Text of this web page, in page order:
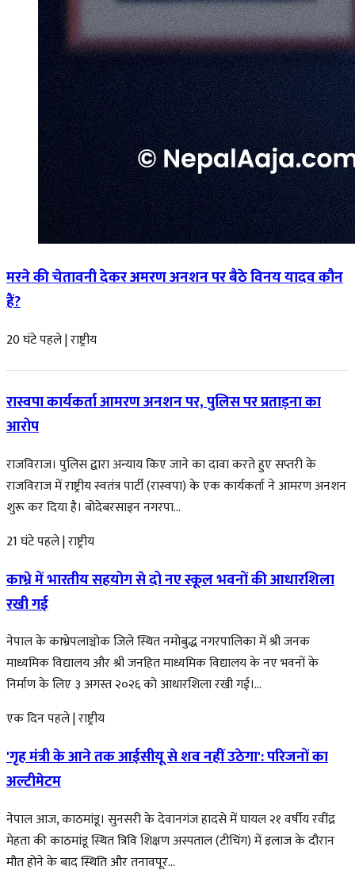
मरने की चेतावनी देकर अमरण अनशन पर बैठे विनय यादव कौन
हैं?
20 घंटे पहले|राष्ट्रीय
रास्वपा कार्यकर्ता आमरण अनशन पर, पुलिस पर प्रताड़ना का
आरोप
राजविराज। पुलिस द्वारा अन्याय किए जाने का दावा करते हुए सप्तरी के
राजविराज में राष्ट्रीय स्वतंत्र पार्टी (रास्वपा) के एक कार्यकर्ता ने आमरण अनशन
शुरू कर दिया है। बोदेबरसाइन नगरपा...
21 घंटे पहले|राष्ट्रीय
काभ्रे में भारतीय सहयोग से दो नए स्कूल भवनों की आधारशिला
रखी गई
नेपाल के काभ्रेपलाञ्चोक जिले स्थित नमोबुद्ध नगरपालिका में श्री जनक
माध्यमिक विद्यालय और श्री जनहित माध्यमिक विद्यालय के नए भवनों के
निर्माण के लिए ३ अगस्त २०२६ को आधारशिला रखी गई।...
एक दिन पहले|राष्ट्रीय
'गृह मंत्री के आने तक आईसीयू से शव नहीं उठेगा': परिजनों का
अल्टीमेटम
नेपाल आज, काठमांडू। सुनसरी के देवानगंज हादसे में घायल २१ वर्षीय रवींद्र
मेहता की काठमांडू स्थित त्रिवि शिक्षण अस्पताल (टीचिंग) में इलाज के दौरान
मौत होने के बाद स्थिति और तनावपूर...